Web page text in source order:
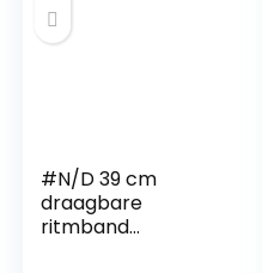
#N/D 39 cm
draagbare
ritmband